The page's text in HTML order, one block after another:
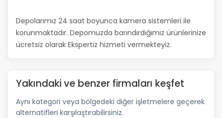
Depolarımız 24 saat boyunca kamera sistemleri ile
korunmaktadır. Depomuzda barındırdığımız ürünlerinize
ücretsiz olarak Ekspertiz hizmeti vermekteyiz.
Yakındaki ve benzer firmaları keşfet
Aynı kategori veya bölgedeki diğer işletmelere geçerek
alternatifleri karşılaştırabilirsiniz.